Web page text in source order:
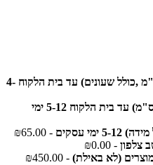
משלוח תמונה קטנה(עד 120 ס"מ ,כולל שעונים) עד בית הלקוח 4-
משלוח תמונה גדולה(מעל 120 ס"מ) עד בית הלקוח 5-12 ימי
- ₪65.00
צלפון - ₪0.00
- ₪450.00